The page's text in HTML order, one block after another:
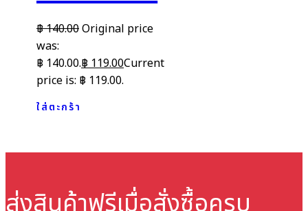
฿140.00Original price
was:
฿ 140.00.฿119.00Current
price is: ฿ 119.00.
ใส่ตะกร้า